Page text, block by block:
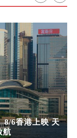
8/6香港上映 天
航